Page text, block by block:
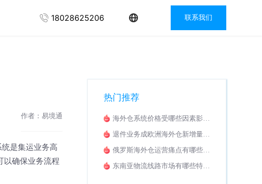
18028625206 联系我们
作者：易境通
是集运业务高
以确保业务流程
热门推荐
海外仓系统价格受哪些因素影
退件业务成欧洲海外仓新增量，
统？
俄罗斯海外仓运营痛点有哪些？
东南亚物流线路市场有哪些特